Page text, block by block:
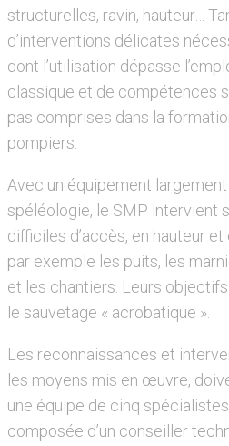
structurelles, ravin, hauteur…
d’interventions délicates
dont l’utilisation dépasse
classique et de compétences
pas comprises dans la
pompiers.
Avec un équipement
spéléologie, le SMP intervient
difficiles d’accès, en hauteur
par exemple les puits, les
et les chantiers. Leurs
le sauvetage « acrobatique ».
Les reconnaissances et
les moyens mis en œuvre,
une équipe de cinq
composée d’un conseiller